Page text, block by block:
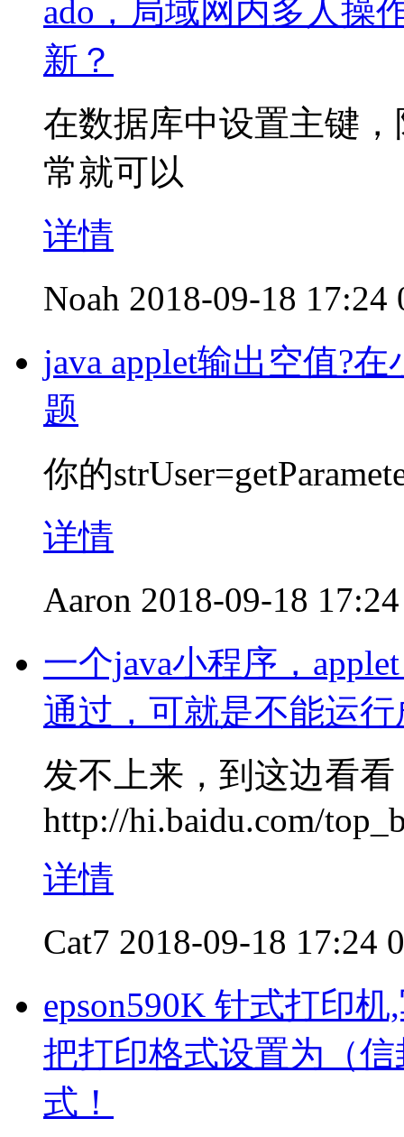
ado，局域网内多人操
新？
在数据库中设置主键
常就可以
详情
Noah 2018-09-18 17:24
java applet输出空值?
题
你的
详情
Aaron 2018-09-18 17:24
一个java小程序，
通过，可就是不能运
发不上来，到这边看看
http://hi.baidu.com/
详情
Cat7 2018-09-18 17:24
epson590K 针式打印
把打印格式设置为（
式！